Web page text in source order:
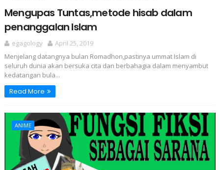
Mengupas Tuntas,metode hisab dalam
penanggalan Islam
egagology
April 25, 2019
Menjelang datangnya bulan Romadhon,pastinya ummat Islam di
seluruh dunia akan bersuka cita dan berbahagia dalam menyambut
kedatangan bula...
Read More
ANIME